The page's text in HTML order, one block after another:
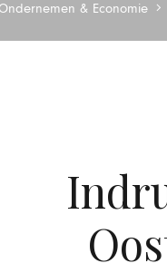
& Economie